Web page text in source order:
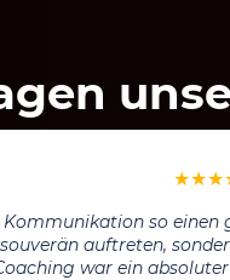
★★★
Kurse gemacht, aber
zeigt, worauf es
Absolute